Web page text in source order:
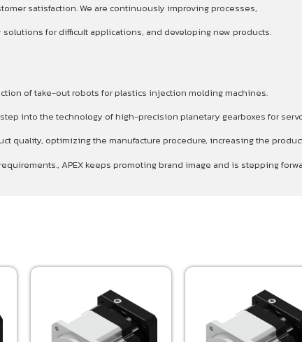
satisfaction. We are continuously improving processes,
for difficult applications, and developing new products.
of take-out robots for plastics injection molding machines.
into the technology of high-precision planetary gearboxes for
quality, optimizing the manufacture procedure, increasing the
APEX keeps promoting brand image and is stepping